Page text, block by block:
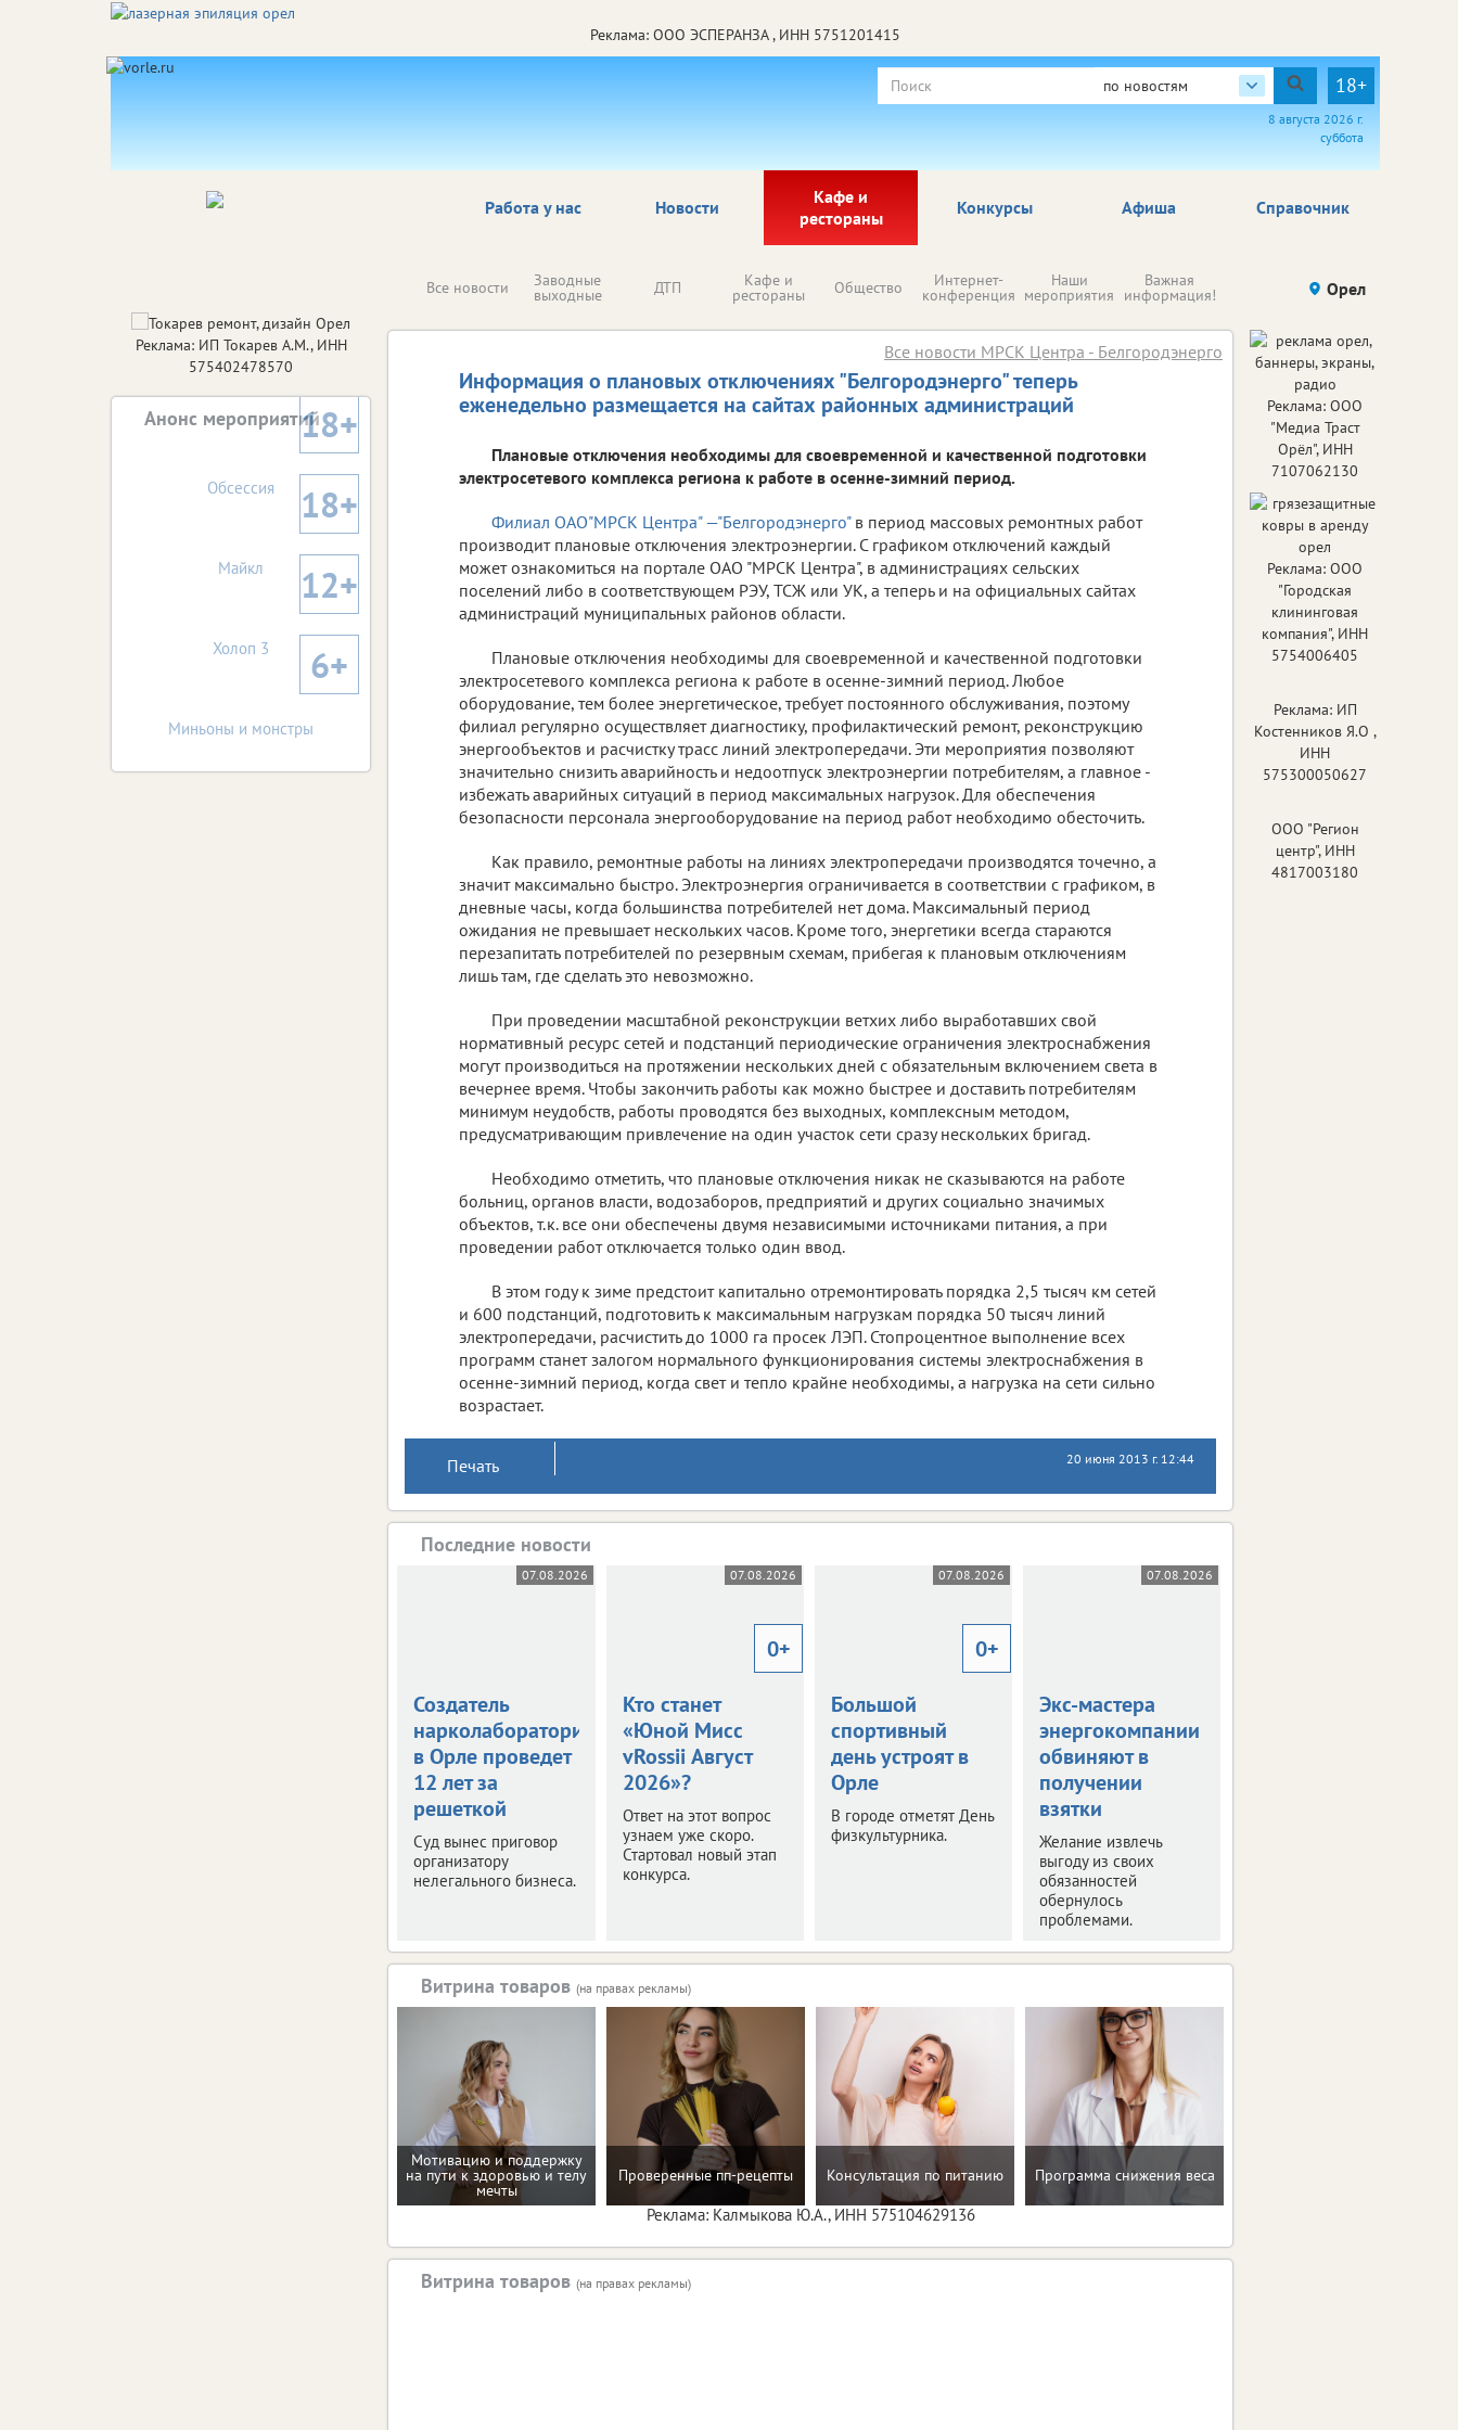
Реклама: ООО ЭСПЕРАНЗА , ИНН 5751201415
по новостям 18+
8 августа 2026 г.
суббота
Работа у нас Новости
Кафе и
рестораны
Афиша Справочник
Конкурсы
Все новости Заводные
выходные ДТП Кафе и
рестораны Общество Интернет-
конференция
Наши
мероприятия
Важная
информация! Происшествия Здоровье
Орел
Информация о плановых отключениях "Белгородэнерго" теперь
еженедельно размещается на сайтах районных администраций
Все новости МРСК Центра - Белгородэнерго
Плановые отключения необходимы для своевременной и качественной подготовки
электросетевого комплекса региона к работе в осенне-зимний период.
Филиал ОАО"МРСК Центра" —"Белгородэнерго"в период массовых ремонтных работ
производит плановые отключения электроэнергии. С графиком отключений каждый
может ознакомиться на портале ОАО "МРСК Центра", в администрациях сельских
поселений либо в соответствующем РЭУ, ТСЖ или УК, а теперь и на официальных сайтах
администраций муниципальных районов области.
Плановые отключения необходимы для своевременной и качественной подготовки
электросетевого комплекса региона к работе в осенне-зимний период. Любое
оборудование, тем более энергетическое, требует постоянного обслуживания, поэтому
филиал регулярно осуществляет диагностику, профилактический ремонт, реконструкцию
энергообъектов и расчистку трасс линий электропередачи. Эти мероприятия позволяют
значительно снизить аварийность и недоотпуск электроэнергии потребителям, а главное -
избежать аварийных ситуаций в период максимальных нагрузок. Для обеспечения
безопасности персонала энергооборудование на период работ необходимо обесточить.
Как правило, ремонтные работы на линиях электропередачи производятся точечно, а
значит максимально быстро. Электроэнергия ограничивается в соответствии с графиком, в
дневные часы, когда большинства потребителей нет дома. Максимальный период
ожидания не превышает нескольких часов. Кроме того, энергетики всегда стараются
перезапитать потребителей по резервным схемам, прибегая к плановым отключениям
лишь там, где сделать это невозможно.
При проведении масштабной реконструкции ветхих либо выработавших свой
нормативный ресурс сетей и подстанций периодические ограничения электроснабжения
могут производиться на протяжении нескольких дней с обязательным включением света в
вечернее время. Чтобы закончить работы как можно быстрее и доставить потребителям
минимум неудобств, работы проводятся без выходных, комплексным методом,
предусматривающим привлечение на один участок сети сразу нескольких бригад.
Необходимо отметить, что плановые отключения никак не сказываются на работе
больниц, органов власти, водозаборов, предприятий и других социально значимых
объектов, т.к. все они обеспечены двумя независимыми источниками питания, а при
проведении работ отключается только один ввод.
В этом году к зиме предстоит капитально отремонтировать порядка 2,5 тысяч км сетей
и 600 подстанций, подготовить к максимальным нагрузкам порядка 50 тысяч линий
электропередачи, расчистить до 1000 га просек ЛЭП. Стопроцентное выполнение всех
программ станет залогом нормального функционирования системы электроснабжения в
осенне-зимний период, когда свет и тепло крайне необходимы, а нагрузка на сети сильно
возрастает.
Печать 20 июня 2013 г. 12:44
Последние новости
07.08.2026
Создатель
нарколаборатории
в Орле проведет
12 лет за
решеткой
Суд вынес приговор
организатору
нелегального бизнеса.
07.08.2026
0+
Кто станет
«Юной Мисс
vRossii Август
2026»?
Ответ на этот вопрос
узнаем уже скоро.
Стартовал новый этап
конкурса.
07.08.2026
0+
Большой
спортивный
день устроят в
Орле
В городе отметят День
физкультурника.
07.08.2026
Экс-мастера
энергокомпании
обвиняют в
получении
взятки
Желание извлечь
выгоду из своих
обязанностей
обернулось
проблемами.
Витрина товаров (на правах рекламы)
Мотивацию и поддержку
на пути к здоровью и телу
мечты
Проверенные пп-рецепты Консультация по питанию Программа снижения веса
Реклама: Калмыкова Ю.А., ИНН 575104629136
Витрина товаров (на правах рекламы)
Реклама: ИП Токарев А.М., ИНН
575402478570
Анонс мероприятий18+
Обсессия 18+
Майкл 12+
Холоп 3 6+
Миньоны и монстры
Реклама: ООО
"Медиа Траст
Орёл", ИНН
7107062130
Реклама: ООО
"Городская
клининговая
компания", ИНН
5754006405
Реклама: ИП
Костенников Я.О ,
ИНН
575300050627
ООО "Регион
центр", ИНН
4817003180